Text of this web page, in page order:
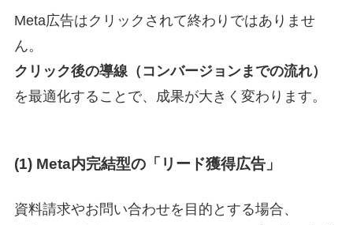
Meta広告はクリックされて終わりではありませ
ん。
クリック後の導線（コンバージョンまでの流れ）
を最適化することで、成果が大きく変わります。
(1) Meta内完結型の「リード獲得広告」
資料請求やお問い合わせを目的とする場合、